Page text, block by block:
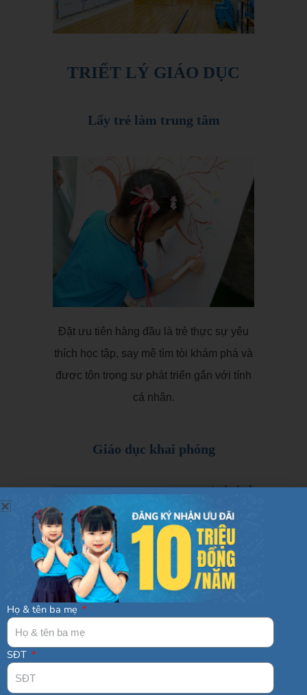
TRIẾT LÝ GIÁO DỤC
Lấy trẻ làm trung tâm
Đặt ưu tiên hàng đầu là trẻ thực sự yêu
thích học tập, say mê tìm tòi khám phá và
được tôn trọng sự phát triển gắn với tính
cá nhân.
Giáo dục khai phóng
Đa dạng môn học và môi trường học
Họ & tên ba mẹ
SĐT